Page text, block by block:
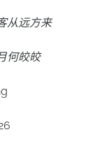
从远方来
何皎皎